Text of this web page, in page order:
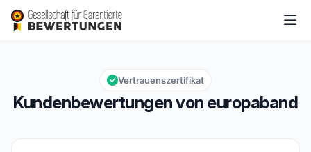
europaband
Gesamtbewertung: 9,3 von 10
9,3/10
Kundenbewertungen von europaband
Vertrauenszertifikat